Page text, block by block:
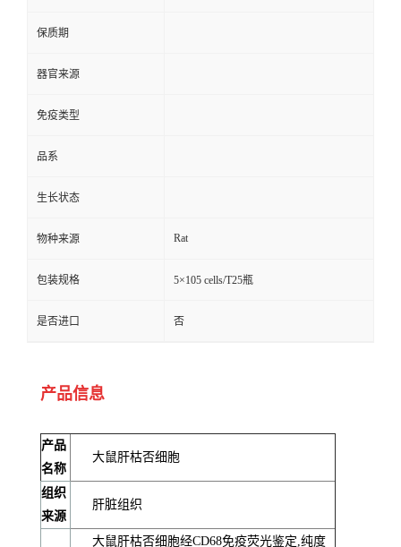
保质期
器官来源
免疫类型
品系
生长状态
物种来源 Rat
包装规格 5×105 cells/T25瓶
是否进口 否
产品信息
产品
名称
大鼠肝枯否细胞
组织
来源
肝脏组织
大鼠肝枯否细胞经CD68免疫荧光鉴定,纯度